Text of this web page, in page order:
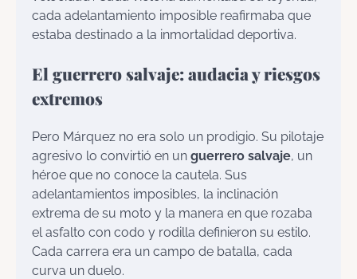
cada adelantamiento imposible reafirmaba que
estaba destinado a la inmortalidad deportiva.
El guerrero salvaje: audacia y riesgos
extremos
Pero Márquez no era solo un prodigio. Su pilotaje
agresivo lo convirtió en un guerrero salvaje, un
héroe que no conoce la cautela. Sus
adelantamientos imposibles, la inclinación
extrema de su moto y la manera en que rozaba
el asfalto con codo y rodilla definieron su estilo.
Cada carrera era un campo de batalla, cada
curva un duelo.